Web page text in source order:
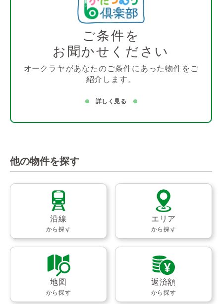
ご条件を
お聞かせください
オークラヤがあなたのご条件にあった物件をご
紹介します。
詳しく見る
他の物件を探す
沿線
から探す
エリア
から探す
地図
から探す
返済額
から探す